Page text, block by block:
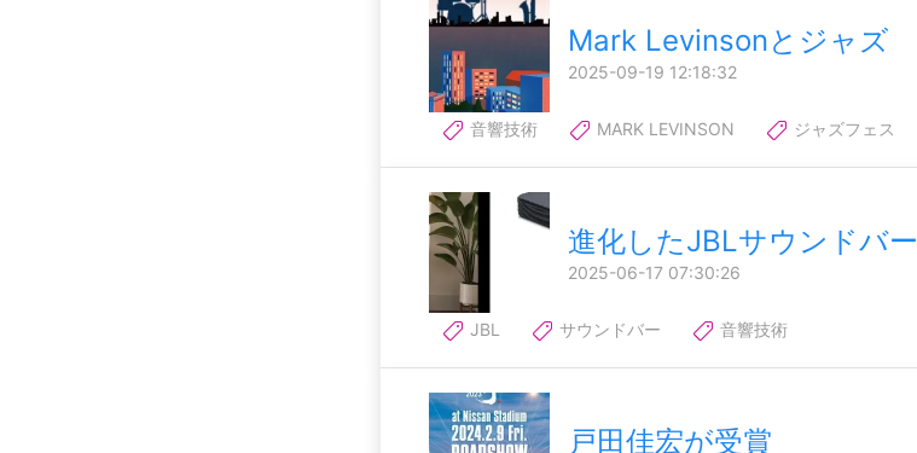
Mark Levinsonとジャズ
2025-09-19 12:18:32
音響技術 MARK LEVINSON ジャズフェス
進化したJBLサウンドバー
2025-06-17 07:30:26
JBL サウンドバー 音響技術
戸田佳宏が受賞